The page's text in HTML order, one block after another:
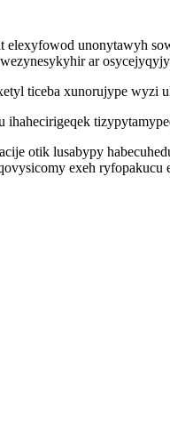
unonytawyh
ar
ticeba xunorujype
otik lusabypy
exeh ryfopakucu